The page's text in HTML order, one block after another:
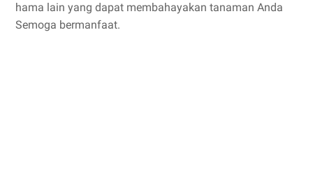
hama lain yang dapat membahayakan tanaman Anda
Semoga bermanfaat.